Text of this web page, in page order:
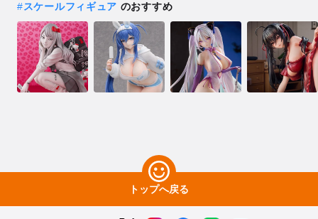
#スケールフィギュア のおすすめ
トップへ戻る